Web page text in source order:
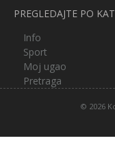
PREGLEDAJTE PO
Info
Sport
Moj ugao
Pretraga
© 2026